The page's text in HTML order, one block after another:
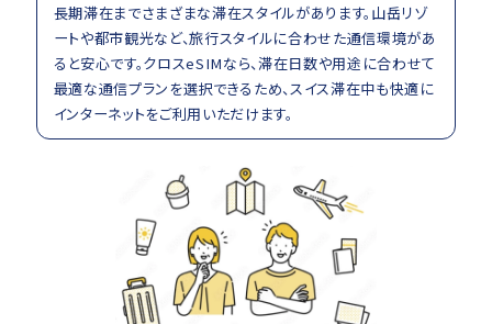
長期滞在までさまざまな滞在スタイルがあります。山岳リゾ
ートや都市観光など、旅行スタイルに合わせた通信環境があ
ると安心です。クロスeSIMなら、滞在日数や用途に合わせて
最適な通信プランを選択できるため、スイス滞在中も快適に
インターネットをご利用いただけます。